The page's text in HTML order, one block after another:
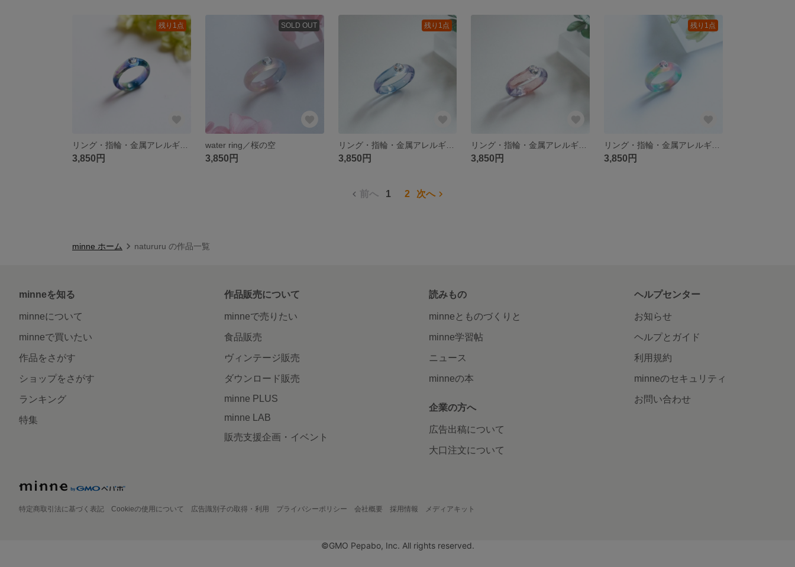
残り1点
3,850円
SOLD OUT
water ring／桜の空
3,850円
残り1点
リング・指輪・金属アレルギー対応・ギフト【water ring／紫陽花ブルー×パープル】
3,850円 3,850円
残り1点
3,850円
前へ 1 2 次へ
minne ホーム natururu の作品一覧
minneを知る
minneについて
minneで買いたい
作品をさがす
ショップをさがす
ランキング
特集
作品販売について
minneで売りたい
食品販売
ヴィンテージ販売
ダウンロード販売
minne PLUS
minne LAB
販売支援企画・イベント
読みもの
minneとものづくりと
minne学習帖
ニュース
minneの本
企業の方へ
広告出稿について
大口注文について
ヘルプセンター
お知らせ
ヘルプとガイド
利用規約
minneのセキュリティ
お問い合わせ
特定商取引法に基づく表記 Cookieの使用について 広告識別子の取得・利用 プライバシーポリシー 会社概要 採用情報 メディアキット
©GMO Pepabo, Inc. All rights reserved.